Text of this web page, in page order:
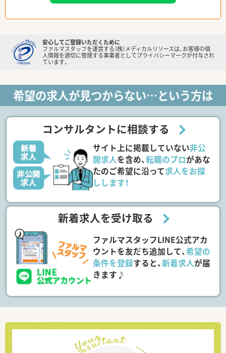
安心してご登録いただくために
ファルマスタッフを運営する（株）メディカルリソースは、お客様の個
人情報を適切に管理する事業者としてプライバシーマークが付与され
ています。
希望の求人が見つからない…という方は
コンサルタントに相談する
サイト上に掲載していない非公
開求人を含め、転職のプロがあな
たのご希望に沿って求人をお探
しします！
新着求人を受け取る
ファルマスタッフLINE公式アカ
ウントを友だち追加して、希望の
条件を登録すると、新着求人が届
きます♪